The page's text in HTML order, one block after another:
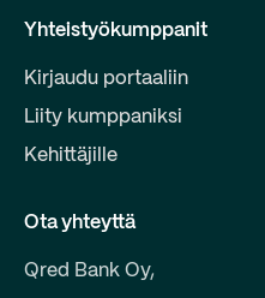
Yhteistyökumppanit
Kirjaudu portaaliin
Liity kumppaniksi
Kehittäjille
Ota yhteyttä
Qred Bank Oy,